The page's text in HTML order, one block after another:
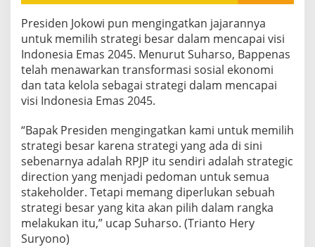
Presiden Jokowi pun mengingatkan jajarannya
untuk memilih strategi besar dalam mencapai visi
Indonesia Emas 2045. Menurut Suharso, Bappenas
telah menawarkan transformasi sosial ekonomi
dan tata kelola sebagai strategi dalam mencapai
visi Indonesia Emas 2045.
“Bapak Presiden mengingatkan kami untuk memilih
strategi besar karena strategi yang ada di sini
sebenarnya adalah RPJP itu sendiri adalah strategic
direction yang menjadi pedoman untuk semua
stakeholder. Tetapi memang diperlukan sebuah
strategi besar yang kita akan pilih dalam rangka
melakukan itu,” ucap Suharso. (Trianto Hery
Suryono)